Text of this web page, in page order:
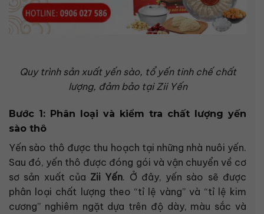
Quy trình sản xuất yến sào, tổ yến tinh chế chất
lượng, đảm bảo tại Zii Yến
Bước 1: Phân loại và kiểm tra chất lượng yến
sào thô
Yến sào thô được thu hoạch tại những nhà nuôi yến.
Sau đó, yến thô được đóng gói và vận chuyển về cơ
sơ sản xuất của Zii Yến. Ở đây, yến sào sẽ được
phân loại chất lượng theo “tỉ lệ vàng” và “tỉ lệ kim
cương” nghiêm ngặt dựa trên độ dày, màu sắc và